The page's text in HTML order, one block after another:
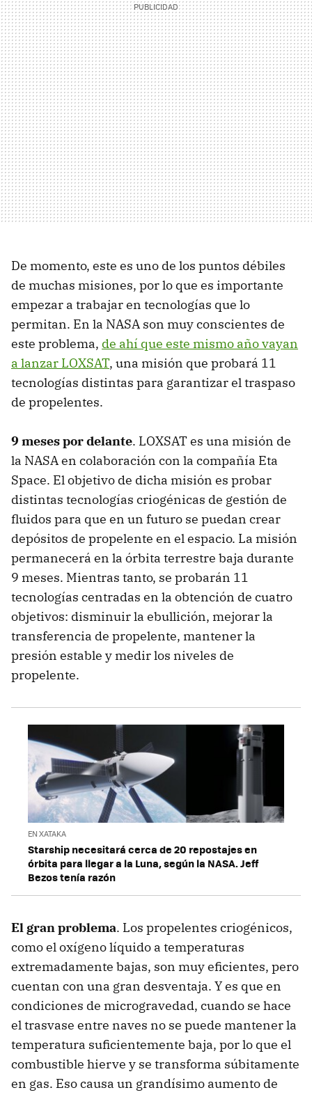
De momento, este es uno de los puntos débiles
de muchas misiones, por lo que es importante
empezar a trabajar en tecnologías que lo
permitan. En la NASA son muy conscientes de
este problema, de ahí que este mismo año vayan
a lanzar LOXSAT, una misión que probará 11
tecnologías distintas para garantizar el traspaso
de propelentes.
9 meses por delante. LOXSAT es una misión de
la NASA en colaboración con la compañía Eta
Space. El objetivo de dicha misión es probar
distintas tecnologías criogénicas de gestión de
fluidos para que en un futuro se puedan crear
depósitos de propelente en el espacio. La misión
permanecerá en la órbita terrestre baja durante
9 meses. Mientras tanto, se probarán 11
tecnologías centradas en la obtención de cuatro
objetivos: disminuir la ebullición, mejorar la
transferencia de propelente, mantener la
presión estable y medir los niveles de
propelente.
EN XATAKA
Starship necesitará cerca de 20 repostajes en
órbita para llegar a la Luna, según la NASA. Jeff
Bezos tenía razón
El gran problema. Los propelentes criogénicos,
como el oxígeno líquido a temperaturas
extremadamente bajas, son muy eficientes, pero
cuentan con una gran desventaja. Y es que en
condiciones de microgravedad, cuando se hace
el trasvase entre naves no se puede mantener la
temperatura suficientemente baja, por lo que el
combustible hierve y se transforma súbitamente
en gas. Eso causa un grandísimo aumento de